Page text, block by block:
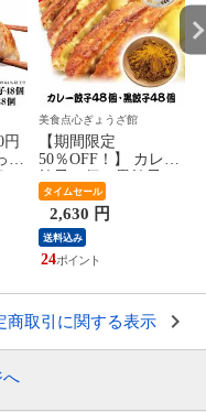
円
ぷ
美食点心ぎょうざ館
【期間限定
50％OFF！】 カレー
個タイムセール
2,630 円
送料込み
24
商取引に関する表示
へ